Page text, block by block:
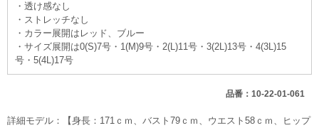
・透け感なし
・ストレッチなし
・カラー展開はレッド、ブルー
・サイズ展開は0(S)7号・1(M)9号・2(L)11号・3(2L)13号・4(3L)15
号・5(4L)17号
品番：10-22-01-061
詳細モデル：【身長：171ｃｍ、バスト79ｃｍ、ウエスト58ｃｍ、ヒップ